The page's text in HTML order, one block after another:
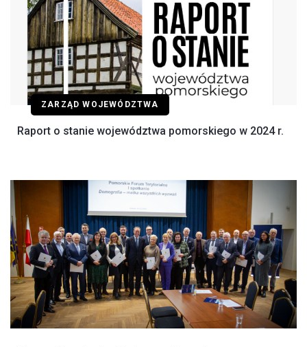
ZARZĄD WOJEWÓDZTWA
Raport o stanie województwa pomorskiego w 2024 r.